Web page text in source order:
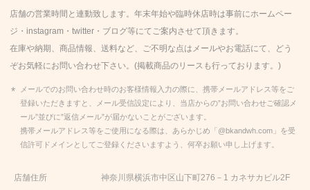
店舗の営業時間と連動致します。年末年始や臨時休店時は事前にホームペー
ジ・instagram・twitter・ ブログ等にてご案内させて頂きます。
在庫や納期、商品情報、送料など、ご不明な点はメールやお電話にて、どう
ぞお気軽にお問い合わせ下さい。(掲載商品のリースも行っております。)
メールでのお問い合わせ時のお客様情報入力の際に、携帯メールアドレス等をご
登録いただきますと、メール受信設定により、当店からの”お問い合わせご確認メ
ール”並びに”返信メール”が届かないことがございます。
携帯メールアドレス等をご使用になる際は、あらかじめ「@bkandwh.com」を受
信許可ドメインとしてご登録くださいますよう、何卒お願い申し上げます。
店舗住所 神奈川県横浜市中区山下町276－1 カネサカビル2F